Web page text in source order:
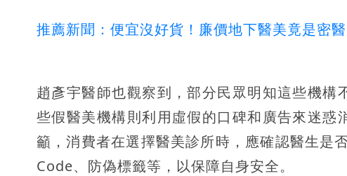
推薦新聞：便宜沒好貨！廉價地下醫美竟是密
趙彥宇醫師也觀察到，部分民眾明知這些機
些假醫美機構則利用虛假的口碑和廣告來迷
籲，消費者在選擇醫美診所時，應確認醫生是
Code、防偽標籤等，以保障自身安全。